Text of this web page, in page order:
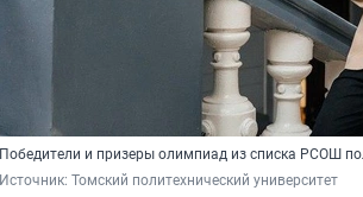
Победители и призеры олимпиад из списка РСОШ
Источник: Томский политехнический университет